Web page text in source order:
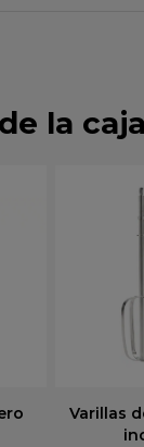
la caja
Varillas